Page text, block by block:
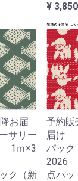
¥ 3,850
お届
リー
ｍ×3
ク（新
予約
届け
パック
点パッ